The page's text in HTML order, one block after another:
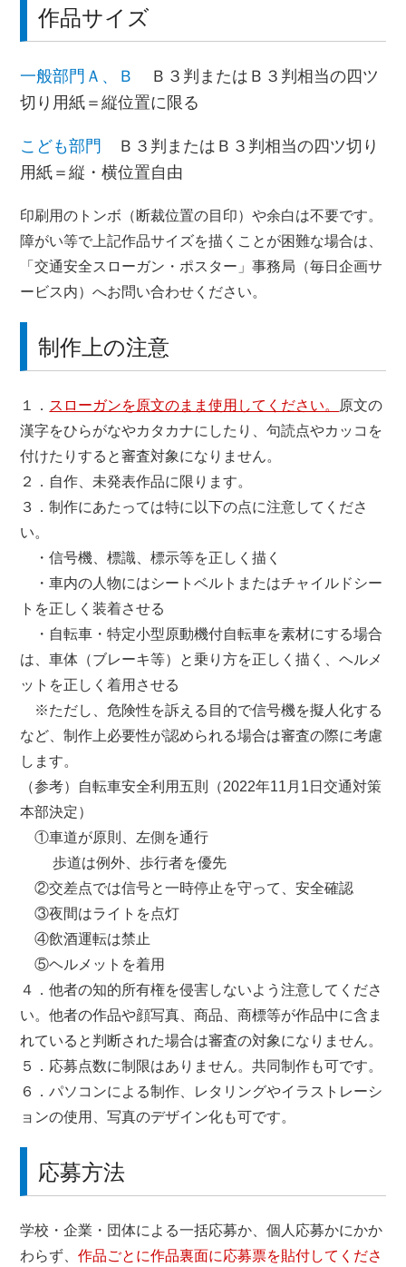
作品サイズ
一般部門Ａ、Ｂ
Ｂ３判またはＢ３判相当の四ツ
切り用紙＝縦位置に限る
こども部門
Ｂ３判またはＢ３判相当の四ツ切り
用紙＝縦・横位置自由
印刷用のトンボ（断裁位置の目印）や余白は不要です。
障がい等で上記作品サイズを描くことが困難な場合は、
「交通安全スローガン・ポスター」事務局（毎日企画サ
ービス内）へお問い合わせください。
制作上の注意
１． スローガンを原文のまま使用してください。 原文の
漢字をひらがなやカタカナにしたり、句読点やカッコを
付けたりすると審査対象になりません。
２．自作、未発表作品に限ります。
３．制作にあたっては特に以下の点に注意してくださ
い。
・信号機、標識、標示等を正しく描く
・車内の人物にはシートベルトまたはチャイルドシー
トを正しく装着させる
・自転車・特定小型原動機付自転車を素材にする場合
は、車体（ブレーキ等）と乗り方を正しく描く、ヘルメ
ットを正しく着用させる
※ただし、危険性を訴える目的で信号機を擬人化する
など、制作上必要性が認められる場合は審査の際に考慮
します。
（参考）自転車安全利用五則（2022年11月1日交通対策
本部決定）
①車道が原則、左側を通行
歩道は例外、歩行者を優先
②交差点では信号と一時停止を守って、安全確認
③夜間はライトを点灯
④飲酒運転は禁止
⑤ヘルメットを着用
４．他者の知的所有権を侵害しないよう注意してくださ
い。他者の作品や顔写真、商品、商標等が作品中に含ま
れていると判断された場合は審査の対象になりません。
５．応募点数に制限はありません。共同制作も可です。
６．パソコンによる制作、レタリングやイラストレーシ
ョンの使用、写真のデザイン化も可です。
応募方法
学校・企業・団体による一括応募か、個人応募かにかか
わらず、作品ごとに作品裏面に応募票を貼付してくださ